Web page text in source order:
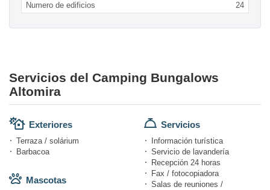
Numero de edificios 24
Servicios del Camping Bungalows
Altomira
Exteriores
Terraza / solárium
Barbacoa
Mascotas
Servicios
Información turística
Servicio de lavandería
Recepción 24 horas
Fax / fotocopiadora
Salas de reuniones /